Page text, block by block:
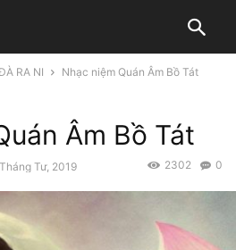
RA NI Nhạc niệm Quán Âm Bồ Tát
Âm Bồ Tát
Tư, 2019 0
2302